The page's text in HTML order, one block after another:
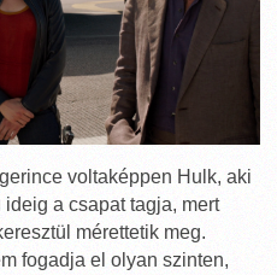
voltaképpen Hulk, aki
a csapat tagja, mert
mérettetik meg.
fogadja el olyan szinten,